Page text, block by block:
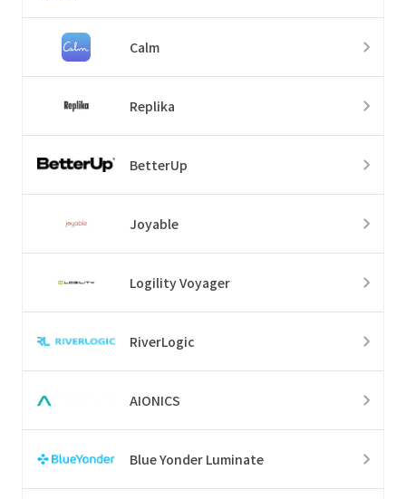
Calm
Replika
BetterUp
Joyable
Logility Voyager
RiverLogic
AIONICS
Blue Yonder Luminate